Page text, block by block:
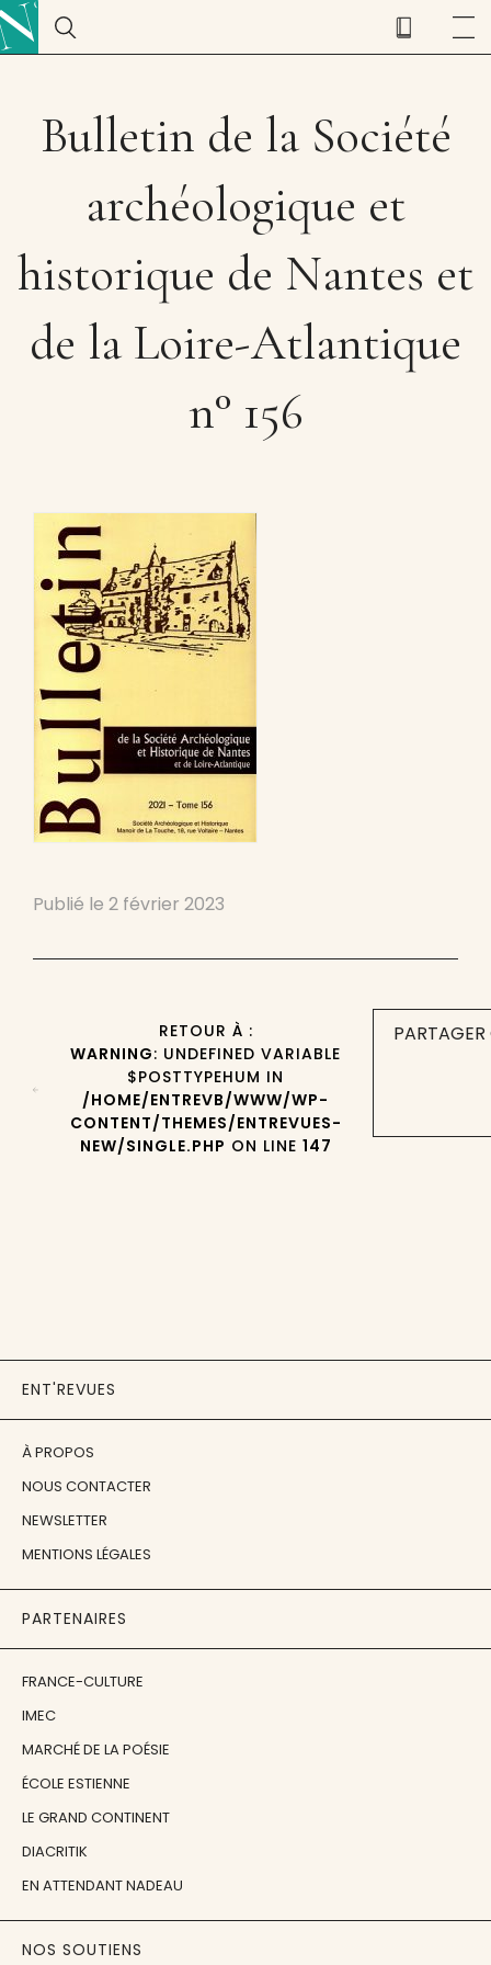
Bulletin de la Société
archéologique et
historique de Nantes et
de la Loire-Atlantique
n° 156
Publié le 2 février 2023
RETOUR À :
WARNING: UNDEFINED VARIABLE
$POSTTYPEHUM IN
/HOME/ENTREVB/WWW/WP-
CONTENT/THEMES/ENTREVUES-
NEW/SINGLE.PHP ON LINE 147
ENT'REVUES
À PROPOS
NOUS CONTACTER
NEWSLETTER
MENTIONS LÉGALES
PARTENAIRES
FRANCE-CULTURE
IMEC
MARCHÉ DE LA POÉSIE
ÉCOLE ESTIENNE
LE GRAND CONTINENT
DIACRITIK
EN ATTENDANT NADEAU
NOS SOUTIENS